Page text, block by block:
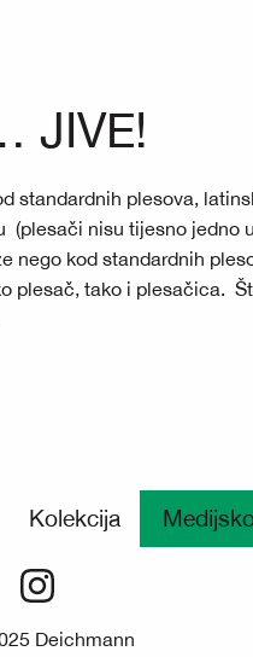
JIVE!
standardnih plesova,
(plesači nisu tijesno jedno
nego kod standardnih
plesač, tako i plesačica.
Kolekcija
Deichmann